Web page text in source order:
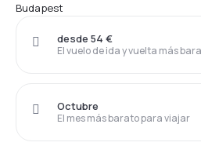
Budapest
El vuelo de ida y vuelta más
desde 54 €
El mes más barato para viajar
Octubre